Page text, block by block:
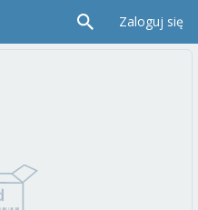
Zaloguj się